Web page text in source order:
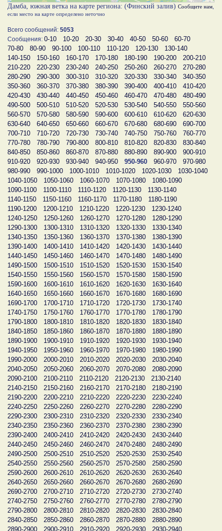
Дамба, южная ветка на карте региона: (Финский залив) Сообщите нам
если место на карте определено неточно
Всего сообщений: 5053
Сообщения: 0-10 10-20 20-30 30-40 40-50 50-60
60-70
70-80
80-90 90-100 100-110 110-120 120-130
130-140
140-150
150-160 160-170 170-180 180-190 190-200
200-210
210-220
220-230 230-240 240-250 250-260 260-270
270-280
280-290
290-300 300-310 310-320 320-330 330-340
340-350
350-360
360-370 370-380 380-390 390-400 400-410
410-420
420-430
430-440 440-450 450-460 460-470 470-480
480-490
490-500
500-510 510-520 520-530 530-540 540-550
550-560
560-570
570-580 580-590 590-600 600-610 610-620
620-630
630-640
640-650 650-660 660-670 670-680 680-690
690-700
700-710
710-720 720-730 730-740 740-750 750-760
760-770
770-780
780-790 790-800 800-810 810-820 820-830
830-840
840-850
850-860 860-870 870-880 880-890 890-900
900-910
910-920
920-930 930-940 940-950 950-960 960-970
970-980
980-990
990-1000 1000-1010 1010-1020 1020-1030
1030-1040
1040-1050
1050-1060 1060-1070 1070-1080
1080-1090
1090-1100
1100-1110 1110-1120 1120-1130
1130-1140
1140-1150
1150-1160 1160-1170 1170-1180
1180-1190
1190-1200
1200-1210 1210-1220 1220-1230
1230-1240
1240-1250
1250-1260 1260-1270 1270-1280
1280-1290
1290-1300
1300-1310 1310-1320 1320-1330
1330-1340
1340-1350
1350-1360 1360-1370 1370-1380
1380-1390
1390-1400
1400-1410 1410-1420 1420-1430
1430-1440
1440-1450
1450-1460 1460-1470 1470-1480
1480-1490
1490-1500
1500-1510 1510-1520 1520-1530
1530-1540
1540-1550
1550-1560 1560-1570 1570-1580
1580-1590
1590-1600
1600-1610 1610-1620 1620-1630
1630-1640
1640-1650
1650-1660 1660-1670 1670-1680
1680-1690
1690-1700
1700-1710 1710-1720 1720-1730
1730-1740
1740-1750
1750-1760 1760-1770 1770-1780
1780-1790
1790-1800
1800-1810 1810-1820 1820-1830
1830-1840
1840-1850
1850-1860 1860-1870 1870-1880
1880-1890
1890-1900
1900-1910 1910-1920 1920-1930
1930-1940
1940-1950
1950-1960 1960-1970 1970-1980
1980-1990
1990-2000
2000-2010 2010-2020 2020-2030
2030-2040
2040-2050
2050-2060 2060-2070 2070-2080
2080-2090
2090-2100
2100-2110 2110-2120 2120-2130
2130-2140
2140-2150
2150-2160 2160-2170 2170-2180
2180-2190
2190-2200
2200-2210 2210-2220 2220-2230
2230-2240
2240-2250
2250-2260 2260-2270 2270-2280
2280-2290
2290-2300
2300-2310 2310-2320 2320-2330
2330-2340
2340-2350
2350-2360 2360-2370 2370-2380
2380-2390
2390-2400
2400-2410 2410-2420 2420-2430
2430-2440
2440-2450
2450-2460 2460-2470 2470-2480
2480-2490
2490-2500
2500-2510 2510-2520 2520-2530
2530-2540
2540-2550
2550-2560 2560-2570 2570-2580
2580-2590
2590-2600
2600-2610 2610-2620 2620-2630
2630-2640
2640-2650
2650-2660 2660-2670 2670-2680
2680-2690
2690-2700
2700-2710 2710-2720 2720-2730
2730-2740
2740-2750
2750-2760 2760-2770 2770-2780
2780-2790
2790-2800
2800-2810 2810-2820 2820-2830
2830-2840
2840-2850
2850-2860 2860-2870 2870-2880
2880-2890
2890-2900
2900-2910 2910-2920 2920-2930
2930-2940